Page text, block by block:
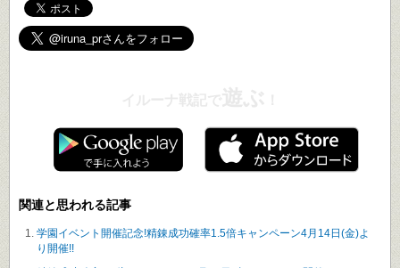
関連と思われる記事
学園イベント開催記念!精錬成功確率1.5倍キャンペーン4月14日(金)よ
り開催!!